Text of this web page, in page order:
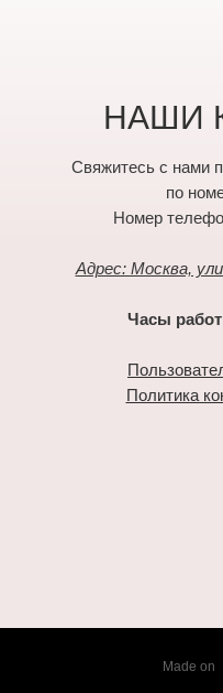
НАШИ
Свяжитесь с нами
по
Номер
Адрес: Москва,
Часы
Политика
Made on